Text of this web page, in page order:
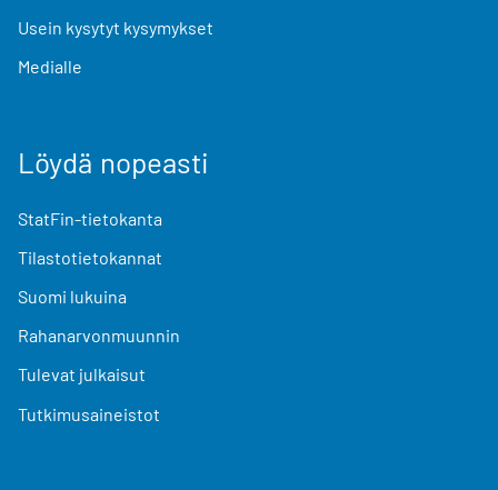
Usein kysytyt kysymykset
Medialle
Löydä nopeasti
StatFin-tietokanta
Tilastotietokannat
Suomi lukuina
Rahanarvonmuunnin
Tulevat julkaisut
Tutkimusaineistot